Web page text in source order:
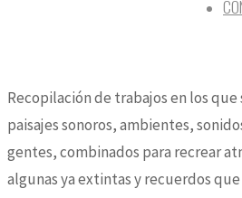
Recopilación de trabajos en los que
paisajes sonoros, ambientes,
gentes, combinados para recrear
algunas ya extintas y recuerdos